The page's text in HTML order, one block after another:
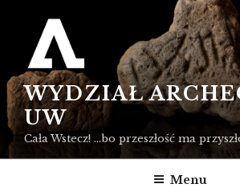
treści
WYDZIAŁ
UW
Cała Wstecz! …bo przeszłość ma
Menu